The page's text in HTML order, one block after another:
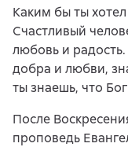
Каким бы ты
Счастливый
любовь и
добра и любви,
ты знаешь, что
После
проповедь